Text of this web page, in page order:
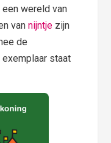
een wereld van
vannijntje zijn
de
staat